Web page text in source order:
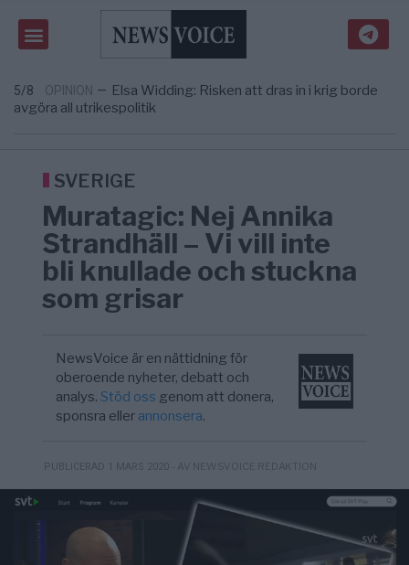
3/8 AFRIKA
Massiv anstormning till Ceuta – Misstankar
om amerikansk påverkan
UNITED STATES
Tucker Carlson: ”It’s Time to Save
5/8 OPINION — Elsa Widding: Risken att dras in i krig borde
avgöra all utrikespolitik
geografiskt apartheidsystem
om amerikansk påverkan
UNITED STATES — Tucker Carlson: ”It’s Time to Save
America” – Finally
SVERIGE
Muratagic: Nej Annika
Strandhäll – Vi vill inte
bli knullade och stuckna
som grisar
NewsVoice är en nättidning för
oberoende nyheter, debatt och
analys.Stöd oss genom att donera,
sponsra eller annonsera.
PUBLICERAD 1 MARS 2020 - AV NEWSVOICE REDAKTION